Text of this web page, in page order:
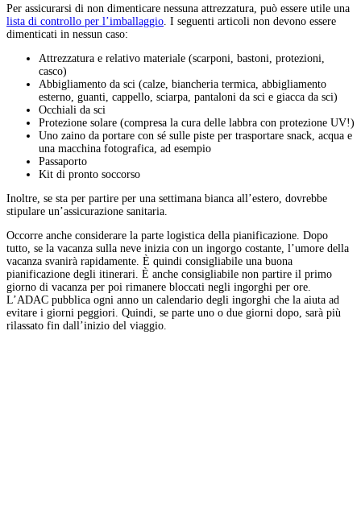
Per assicurarsi di non dimenticare nessuna attrezzatura, può essere utile una
lista di controllo per l’imballaggio . I seguenti articoli non devono essere
dimenticati in nessun caso:
Attrezzatura e relativo materiale (scarponi, bastoni, protezioni,
casco)
Abbigliamento da sci (calze, biancheria termica, abbigliamento
esterno, guanti, cappello, sciarpa, pantaloni da sci e giacca da sci)
Occhiali da sci
Protezione solare (compresa la cura delle labbra con protezione UV!)
Uno zaino da portare con sé sulle piste per trasportare snack, acqua e
una macchina fotografica, ad esempio
Passaporto
Kit di pronto soccorso
Inoltre, se sta per partire per una settimana bianca all’estero, dovrebbe
stipulare un’assicurazione sanitaria.
Occorre anche considerare la parte logistica della pianificazione. Dopo
tutto, se la vacanza sulla neve inizia con un ingorgo costante, l’umore della
vacanza svanirà rapidamente. È quindi consigliabile una buona
pianificazione degli itinerari. È anche consigliabile non partire il primo
giorno di vacanza per poi rimanere bloccati negli ingorghi per ore.
L’ADAC pubblica ogni anno un calendario degli ingorghi che la aiuta ad
evitare i giorni peggiori. Quindi, se parte uno o due giorni dopo, sarà più
rilassato fin dall’inizio del viaggio.